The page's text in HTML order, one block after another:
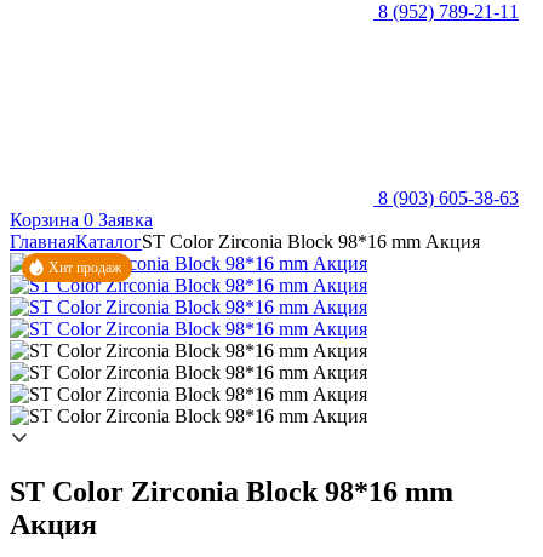
8 (952) 789-21-11
8 (903) 605-38-63
Корзина 0 Заявка
ГлавнаяКаталогST Color Zirconia Block 98*16 mm Акция
Хит продаж
ST Color Zirconia Block 98*16 mm
Акция